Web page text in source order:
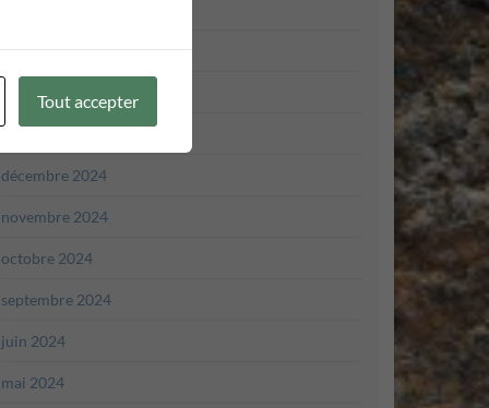
mars 2025
février 2025
décembre 2024
novembre 2024
octobre 2024
septembre 2024
juin 2024
mai 2024
Tout accepter